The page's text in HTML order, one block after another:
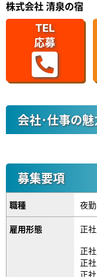
株式会社 清泉の宿
TEL
応募
会社･仕事の魅
募集要項
職種 夜
雇用形態 正
正
正
正